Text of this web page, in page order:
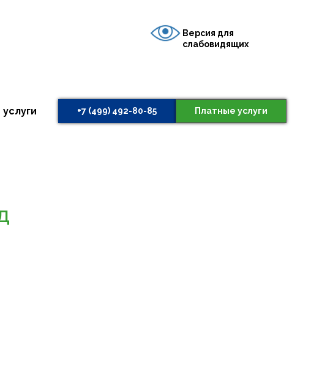
Версия для
слабовидящих
+7 (499) 492-80-85 Платные услуги